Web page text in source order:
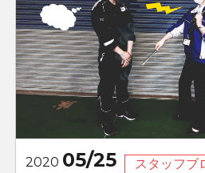
2020 05/25
スタッフブ